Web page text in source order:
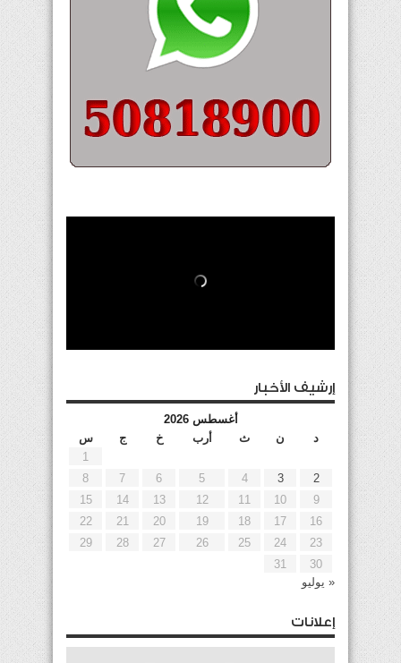
إرشيف الأخبار
أغسطس 2026
د
ن ث أرب خ ج
س
1
2
3
4
5
6
7
8
9
10
11
12
13
14
15
16
17
18
19
20
21
22
23
24
25
26
27
28
29
30
31
« يوليو
إعلانات